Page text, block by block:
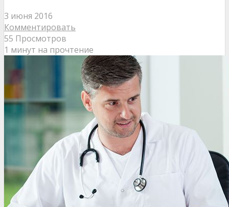
3 июня 2016
Комментировать
55 Просмотров
1 минут на прочтение